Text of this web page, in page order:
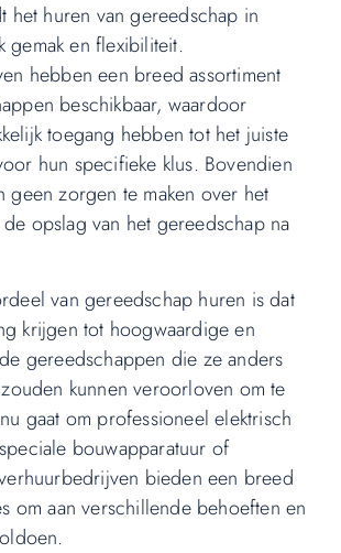
het huren van gereedschap in
en flexibiliteit.
hebben een breed assortiment
beschikbaar, waardoor
toegang hebben tot het juiste
hun specifieke klus. Bovendien
geen zorgen te maken over het
opslag van het gereedschap na
van gereedschap huren is dat
krijgen tot hoogwaardige en
gereedschappen die ze anders
kunnen veroorloven om te
gaat om professioneel elektrisch
bouwapparatuur of
bieden een breed
om aan verschillende behoeften en